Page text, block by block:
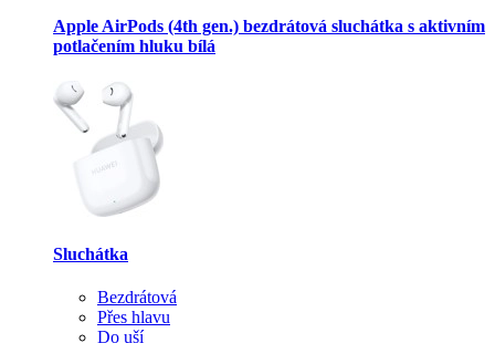
Apple AirPods (4th gen.) bezdrátová sluchátka s aktivním
potlačením hluku bílá
Sluchátka
Bezdrátová
Přes hlavu
Do uší